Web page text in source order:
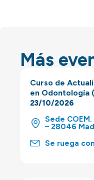
Más
Curso de
en Odontología
23/10/2026
Sede
– 28046
Se ruega